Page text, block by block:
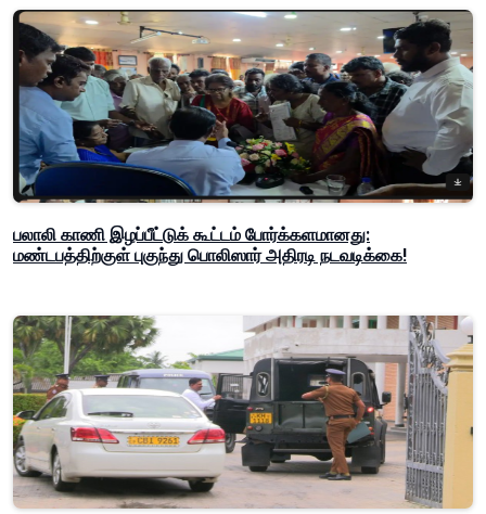
பலாலி காணி இழப்பீட்டுக் கூட்டம் போர்க்களமானது:
மண்டபத்திற்குள் புகுந்து பொலிஸார் அதிரடி நடவடிக்கை!